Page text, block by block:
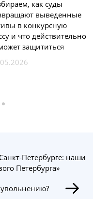
как суды
выведенные
в конкурсную
и что действительно
защититься
Петербурге: наши
Петербурга»